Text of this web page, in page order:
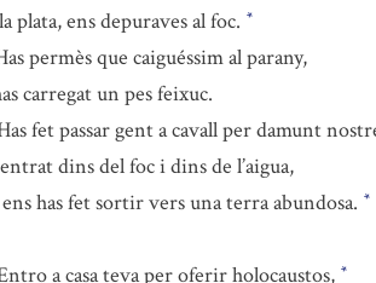
plata, ens depuraves al foc. *
permès que caiguéssim al parany,
carregat un pes feixuc.
fet passar gent a cavall per damunt
dins del foc i dins de l’aigua,
has fet sortir vers una terra abundosa. *
a casa teva per oferir holocaustos, *